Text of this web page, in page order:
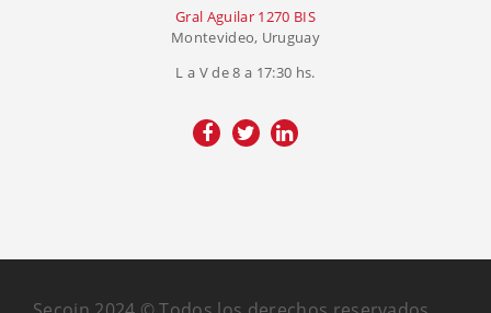
Gral Aguilar 1270 BIS
Montevideo, Uruguay
L a V de 8 a 17:30 hs.